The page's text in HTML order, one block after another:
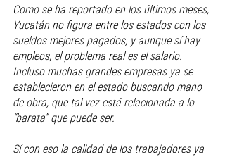
Como se ha reportado en los últimos meses,
Yucatán no figura entre los estados con los
sueldos mejores pagados, y aunque sí hay
empleos, el problema real es el salario.
Incluso muchas grandes empresas ya se
establecieron en el estado buscando mano
de obra, que tal vez está relacionada a lo
“barata” que puede ser.
Sí con eso la calidad de los trabajadores ya